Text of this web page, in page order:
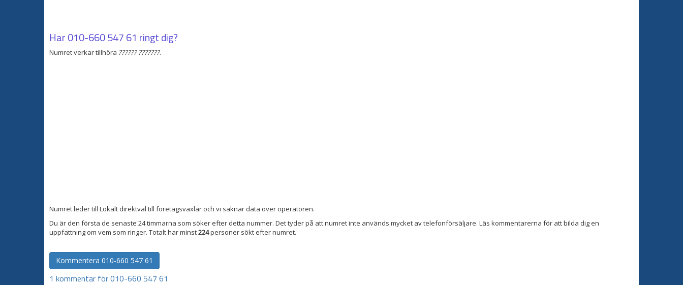
Har010-660 547 61 ringt dig?
Numret verkar tillhöra ?????? ???????.
Numret leder till Lokalt direktval till företagsväxlar och vi saknar data över operatören.
Du är den första de senaste 24 timmarna som söker efter detta nummer. Det tyder på att numret inte används mycket av telefonförsäljare. Läs kommentarerna för att bilda dig en
uppfattning om vem som ringer. Totalt har minst224personer sökt efter numret.
Kommentera 010-660 547 61
1 kommentar för 010-660 547 61